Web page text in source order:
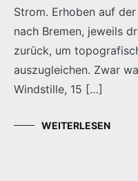
Strom. Erhoben auf
nach Bremen, jeweils
zurück, um
auszugleichen. Zwar
Windstille, 15 […]
WEITERLESEN